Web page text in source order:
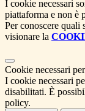
I cookie necessari
piattaforma e non è
Per conoscere quali
visionare la
Cookie necessari
I cookie necessari
disabilitati. È
policy.